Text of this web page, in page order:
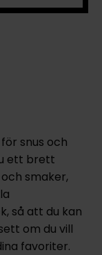
snus och
ett brett
smaker,
så att du kan
om du vill
favoriter.